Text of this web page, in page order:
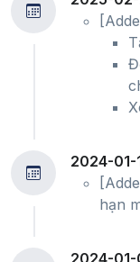
2024-01-
hạn
2024-01-